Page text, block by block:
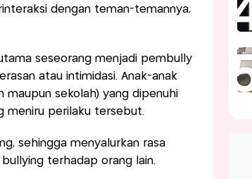
dengan teman-temannya,
seseorang menjadi pembully
atau intimidasi. Anak-anak
sekolah) yang dipenuhi
meniru perilaku tersebut.
sehingga menyalurkan rasa
terhadap orang lain.